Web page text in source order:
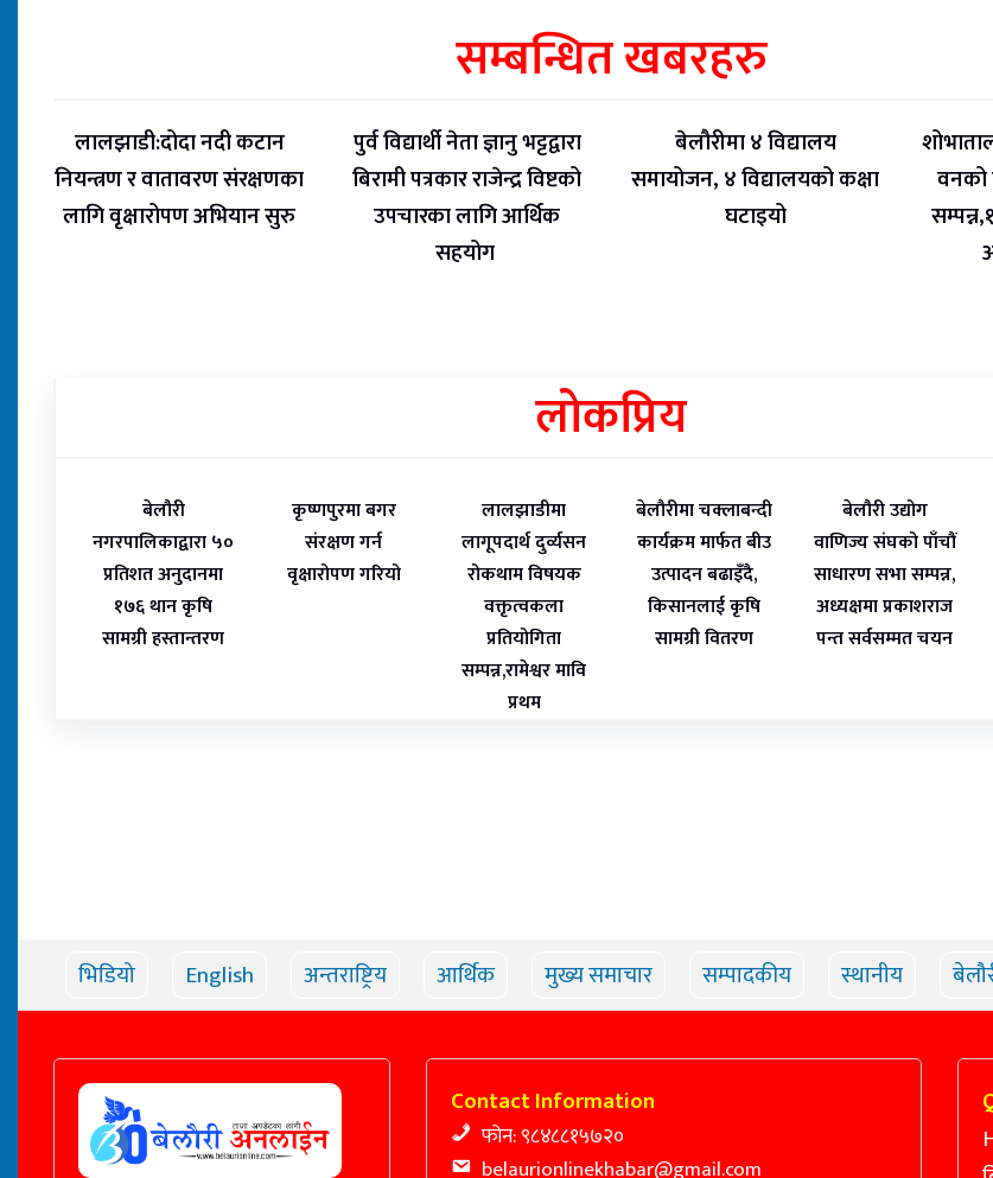
सम्बन्धित खबरहरु
लालझाडी:दोदा नदी कटान
नियन्त्रण र वातावरण संरक्षणका
लागि वृक्षारोपण अभियान सुरु
पुर्व विद्यार्थी नेता ज्ञानु भट्टद्वारा
बिरामी पत्रकार राजेन्द्र विष्टको
उपचारका लागि आर्थिक
सहयोग
बेलौरीमा ४ विद्यालय
समायोजन, ४ विद्यालयको कक्षा
घटाइयो
वनको
लोकप्रिय
बेलौरी
नगरपालिकाद्वारा ५०
प्रतिशत अनुदानमा
१७६ थान कृषि
सामग्री हस्तान्तरण
कृष्णपुरमा बगर
संरक्षण गर्न
वृक्षारोपण गरियो
लालझाडीमा
लागूपदार्थ दुर्व्यसन
रोकथाम विषयक
वक्तृत्वकला
प्रतियोगिता
सम्पन्न,रामेश्वर मावि
प्रथम
बेलौरीमा चक्लाबन्दी
कार्यक्रम मार्फत बीउ
उत्पादन बढाइँदै,
किसानलाई कृषि
सामग्री वितरण
बेलौरी उद्योग
वाणिज्य संघको पाँचौं
साधारण सभा सम्पन्न,
अध्यक्षमा प्रकाशराज
पन्त सर्वसम्मत चयन
भिडियो English अन्तराष्ट्रिय आर्थिक मुख्य समाचार सम्पादकीय स्थानीय
Contact Information
फोन: ९८४८८१५७२०
belaurionlinekhabar@gmail.com